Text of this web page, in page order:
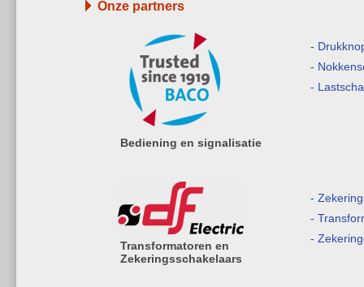
Onze partners
Bediening en signalisatie
-
-
-
Transformatoren en
Zekeringsschakelaars
-
-
-